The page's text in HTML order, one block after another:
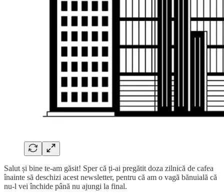
Salut și bine te-am găsit! Sper că ți-ai pregătit doza zilnică de cafea
înainte să deschizi acest newsletter, pentru că am o vagă bănuială că
nu-l vei închide până nu ajungi la final.